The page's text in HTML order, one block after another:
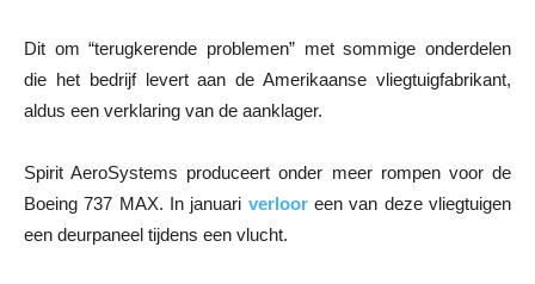
Dit om “terugkerende problemen” met sommige onderdelen
die het bedrijf levert aan de Amerikaanse vliegtuigfabrikant,
aldus een verklaring van de aanklager.
Spirit AeroSystems produceert onder meer rompen voor de
Boeing 737 MAX. In januari verlooreen van deze vliegtuigen
een deurpaneel tijdens een vlucht.